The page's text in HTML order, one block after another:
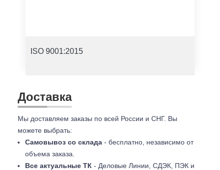
ISO 9001:2015
Доставка
Мы доставляем заказы по всей России и СНГ. Вы
можете выбрать:
Самовывоз со склада - бесплатно, независимо от
объема заказа.
Все актуальные ТК - Деловые Линии, СДЭК, ПЭК и